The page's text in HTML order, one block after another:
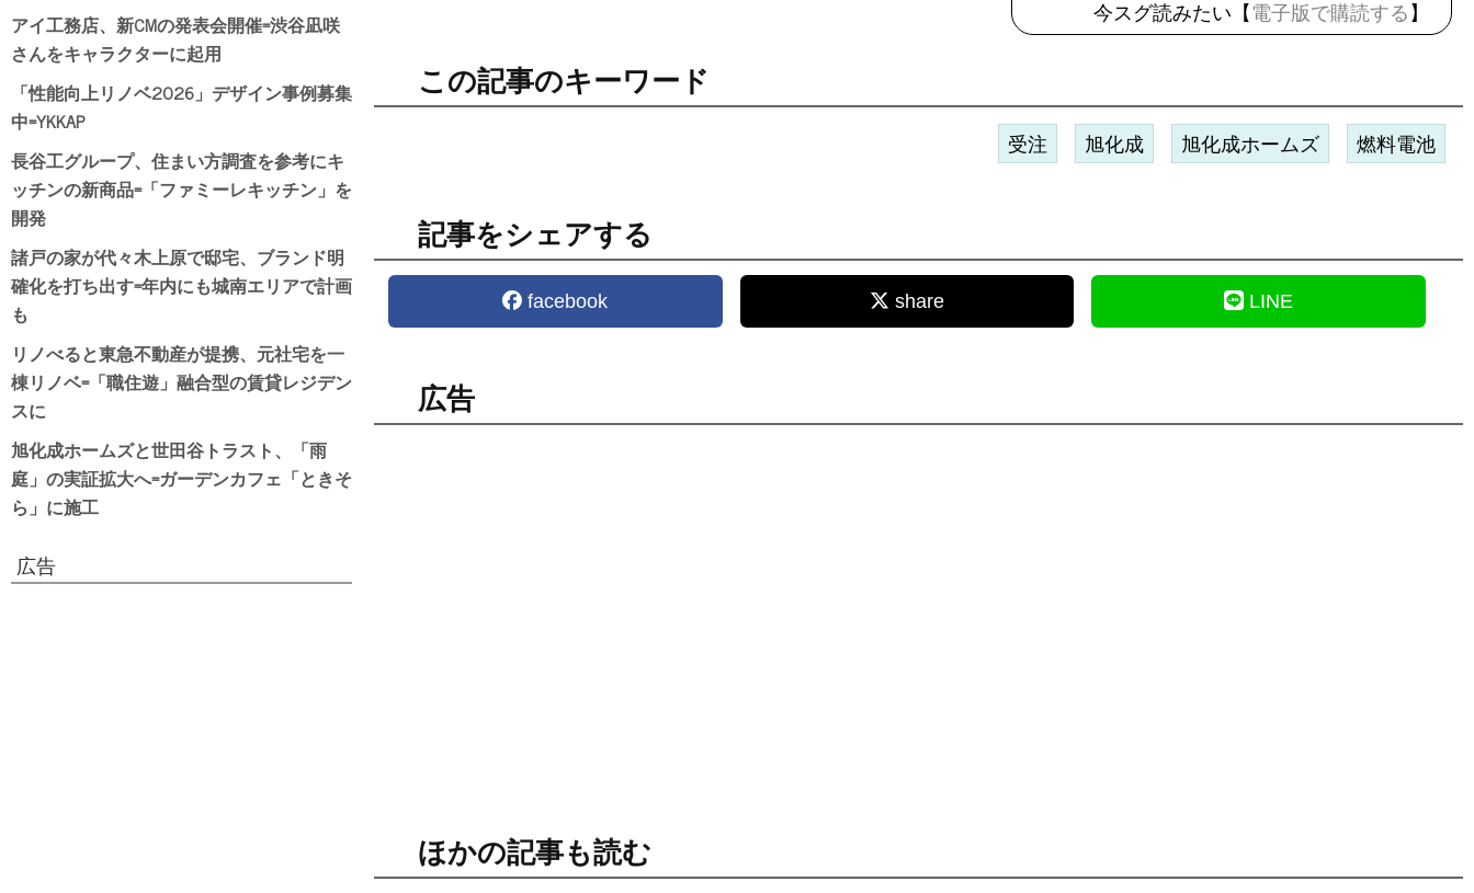
今スグ読みたい【 電子版で購読する 】
この記事のキーワード
受注 旭化成 旭化成ホームズ 燃料電池
記事をシェアする
facebook share LINE
広告
ほかの記事も読む
アイ工務店、新CMの発表会開催=渋谷凪咲
さんをキャラクターに起用
「性能向上リノベ2026」デザイン事例募集
中=YKKAP
長谷工グループ、住まい方調査を参考にキ
ッチンの新商品=「ファミーレキッチン」を
開発
諸戸の家が代々木上原で邸宅、ブランド明
確化を打ち出す=年内にも城南エリアで計画
も
リノべると東急不動産が提携、元社宅を一
棟リノベ=「職住遊」融合型の賃貸レジデン
スに
旭化成ホームズと世田谷トラスト、「雨
庭」の実証拡大へ=ガーデンカフェ「ときそ
ら」に施工
広告